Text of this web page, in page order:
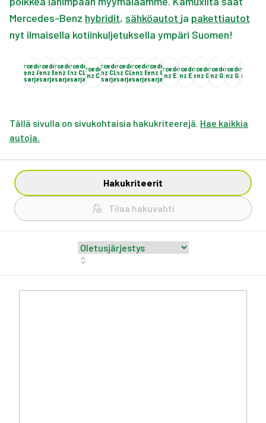
Mercedes-Benz hybridit, sähköautot ja pakettiautot
nyt ilmaisella kotiinkuljetuksella ympäri Suomen!
Mercedes-
Benz A-
sarja
Mercedes-
Benz B-
sarja
Mercedes-
Benz C-
sarja
Mercedes-
Benz CLA-
sarja
Mercedes-
Benz CLC
Mercedes-
Benz CLK-
sarja
Mercedes-
Benz CLS-
sarja
Mercedes-
Benz E-
sarja
Mercedes-
Benz G-
sarja
Mercedes-
Benz EQC
Mercedes-
Benz EQV
Mercedes-
Benz GL
Mercedes-
Benz GLA
Mercedes-
Benz GLC
Mercedes-
Benz GLE
Tällä sivulla on sivukohtaisia hakukriteerejä. Hae kaikkia
autoja.
Hakukriteerit
Tilaa hakuvahti